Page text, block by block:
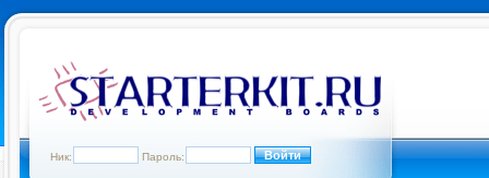
Ник: Пароль: